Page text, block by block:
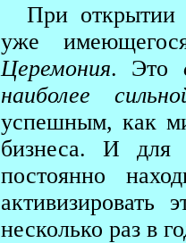
При открытии
уже
Церемония. Это
наиболее
успешным, как
бизнеса. И для
постоянно
несколько раз в